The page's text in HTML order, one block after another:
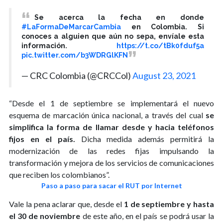
Se acerca la fecha en donde
#LaFormaDeMarcarCambia en Colombia. Si
conoces a alguien que aún no sepa, envíale esta
información.
https://t.co/tBk0fduf5a
pic.twitter.com/b3WDRGlKFN
— CRC Colombia (@CRCCol)August 23, 2021
“Desde el 1 de septiembre se implementará el nuevo
esquema de marcación única nacional, a través del cualse
simplifica la forma de llamar desde y hacia teléfonos
fijos en el país.
Dicha medida además permitirá la
modernización de las redes fijas impulsando la
transformación y mejora de los servicios de comunicaciones
que reciben los colombianos”.
Paso a paso para sacar el RUT por Internet
Vale la pena aclarar que, desde el 1 de septiembre y hasta
el 30 de noviembre de este año, en el país se podrá usar la